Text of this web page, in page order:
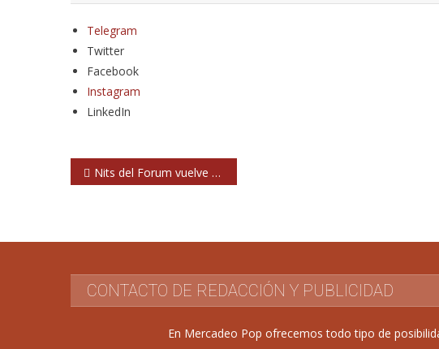
Telegram
Twitter
Facebook
Instagram
LinkedIn
Navegación
Nits del Forum vuelve este verano en Barcelona
CONTACTO DE REDACCIÓN Y PUBLICIDAD
En Mercadeo Pop ofrecemos todo tipo de